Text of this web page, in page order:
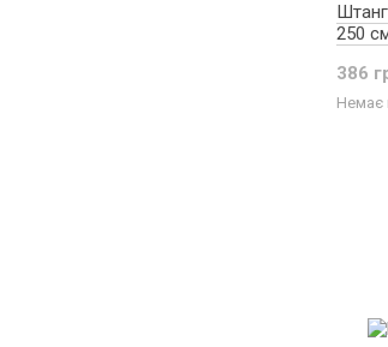
250
386
Немає